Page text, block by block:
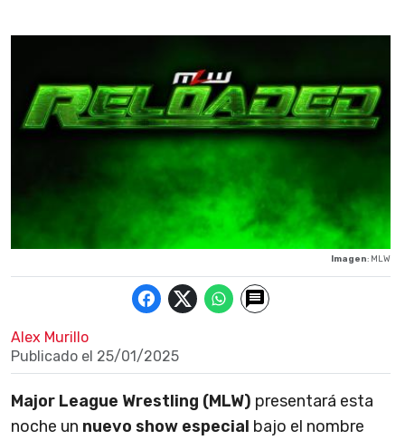
Imagen: MLW
Alex Murillo
Publicado el 25/01/2025
Major League Wrestling (MLW) presentará esta
noche un nuevo show especial bajo el nombre